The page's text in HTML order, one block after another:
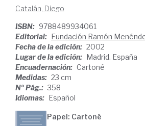
Catalán, Diego
ISBN: 9788489934061
Editorial: Fundación Ramón
Fecha de la edición: 2002
Lugar de la edición: Madrid. España
Encuadernación: Cartoné
Medidas: 23 cm
Nº Pág.: 358
Idiomas: Español
Papel: Cartoné